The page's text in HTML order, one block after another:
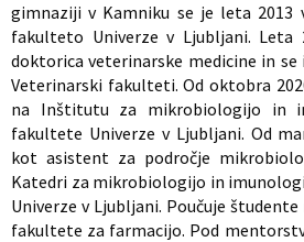
gimnaziji v Kamniku se je leta 2013
fakulteto Univerze v Ljubljani. Leta
doktorica veterinarske medicine in
Veterinarski fakulteti. Od oktobra
na Inštitutu za mikrobiologijo in
fakultete Univerze v Ljubljani. Od
kot asistent za področje
Katedri za mikrobiologijo in
Univerze v Ljubljani. Poučuje
fakultete za farmacijo. Pod